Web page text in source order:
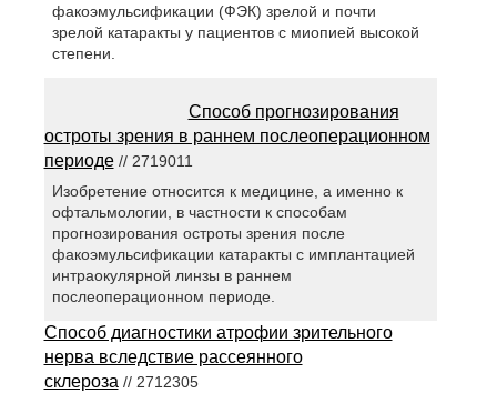
факоэмульсификации (ФЭК) зрелой и почти
зрелой катаракты у пациентов с миопией высокой
степени.
Способ прогнозирования
остроты зрения в раннем послеоперационном
периоде// 2719011
Изобретение относится к медицине, а именно к
офтальмологии, в частности к способам
прогнозирования остроты зрения после
факоэмульсификации катаракты с имплантацией
интраокулярной линзы в раннем
послеоперационном периоде.
Способ диагностики атрофии зрительного
нерва вследствие рассеянного
склероза // 2712305